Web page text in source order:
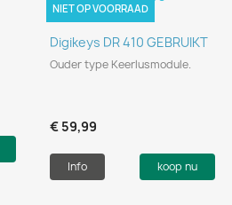
Digikeys DR 410 GEBRUIKT
Ouder type Keerlusmodule.
€ 59,99
Info koop nu
NIET OP VOORRAAD